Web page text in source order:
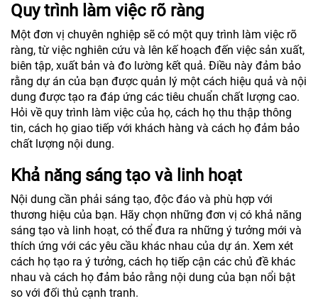
Quy trình làm việc rõ ràng
Một đơn vị chuyên nghiệp sẽ có một quy trình làm việc rõ
ràng, từ việc nghiên cứu và lên kế hoạch đến việc sản xuất,
biên tập, xuất bản và đo lường kết quả. Điều này đảm bảo
rằng dự án của bạn được quản lý một cách hiệu quả và nội
dung được tạo ra đáp ứng các tiêu chuẩn chất lượng cao.
Hỏi về quy trình làm việc của họ, cách họ thu thập thông
tin, cách họ giao tiếp với khách hàng và cách họ đảm bảo
chất lượng nội dung.
Khả năng sáng tạo và linh hoạt
Nội dung cần phải sáng tạo, độc đáo và phù hợp với
thương hiệu của bạn. Hãy chọn những đơn vị có khả năng
sáng tạo và linh hoạt, có thể đưa ra những ý tưởng mới và
thích ứng với các yêu cầu khác nhau của dự án. Xem xét
cách họ tạo ra ý tưởng, cách họ tiếp cận các chủ đề khác
nhau và cách họ đảm bảo rằng nội dung của bạn nổi bật
so với đối thủ cạnh tranh.